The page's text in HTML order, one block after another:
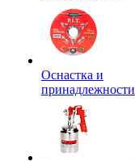
Оснастка и
принадлежности